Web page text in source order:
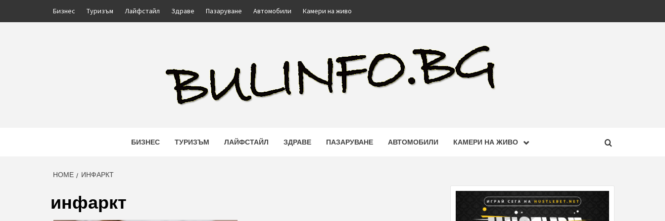
Бизнес Туризъм Лайфстайл Здраве Пазаруване Автомобили Камери на живо
BULINFO.BG
БИЗНЕС ТУРИЗЪМ ЛАЙФСТАЙЛ ЗДРАВЕ ПАЗАРУВАНЕ АВТОМОБИЛИ КАМЕРИ НА ЖИВО
HOME ИНФАРКТ
инфаркт